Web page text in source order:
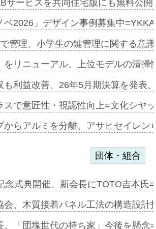
サービスを共同住宅版にも無料公
ベ2026」デザイン事例募集中
管理、小学生の鍵管理に関する意
をリニューアル、上位モデルの清
も利益改善、26年5月期決算を発表
スで意匠性・視認性向上=文化シヤ
からアルミを分離、アサヒセイレ
団体・組合
念式典開催、新会長にTOTO吉本氏
会、木質接着パネル工法の構造設
、「団塊世代の持ち家」今後を懸